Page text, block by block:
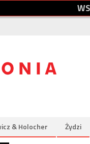
WS
& Holocher Żydzi